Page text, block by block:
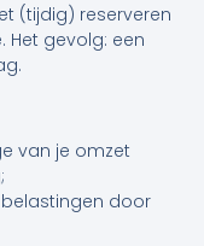
(tijdig) reserveren
gevolg: een
van je omzet
door